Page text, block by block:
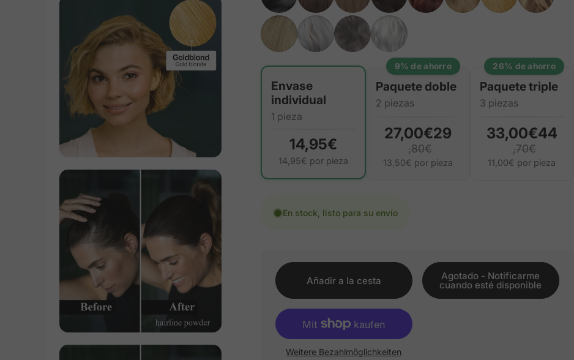
Cantidad
Envase
individual
1 pieza
14,95€
14,95€ por pieza
9% de ahorro
Paquete doble
2 piezas
27,00€29
,80€
13,50€ por pieza
26% de ahorro
Paquete triple
3 piezas
33,00€44
,70€
11,00€ por pieza
En stock, listo para su envío
Añadir a la cesta Agotado - Notificarme
cuando esté disponible
Weitere Bezahlmöglichkeiten